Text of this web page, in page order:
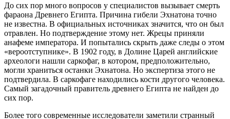
До сих пор много вопросов у специалистов вызывает смерть
фараона Древнего Египта. Причина гибели Эхнатона точно
не известна. В официальных источниках значится, что он был
отравлен. Но подтверждение этому нет. Жрецы приняли
анафеме императора. И попытались скрыть даже следы о этом
«вероотступнике». В 1902 году, в Долине Царей английские
археологи нашли саркофаг, в котором, предположительно,
могли храниться останки Эхнатона. Но экспертиза этого не
подтвердила. В саркофаге находились кости другого человека.
Самый загадочный правитель древнего Египта не найден до
сих пор.
Более того современные исследователи заметили странный